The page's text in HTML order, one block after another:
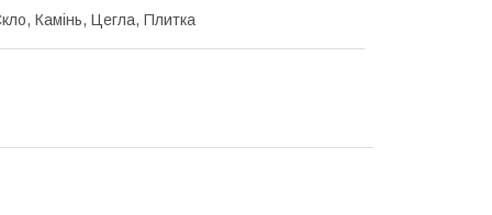
Камінь, Цегла, Плитка